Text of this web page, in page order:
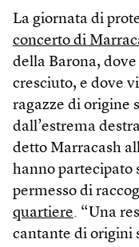
La giornata di
concerto di
della Barona,
cresciuto, e dove
ragazze di origine
dall’estrema
detto Marracash
hanno partecipato
permesso di
quartiere. “Una
cantante di origini